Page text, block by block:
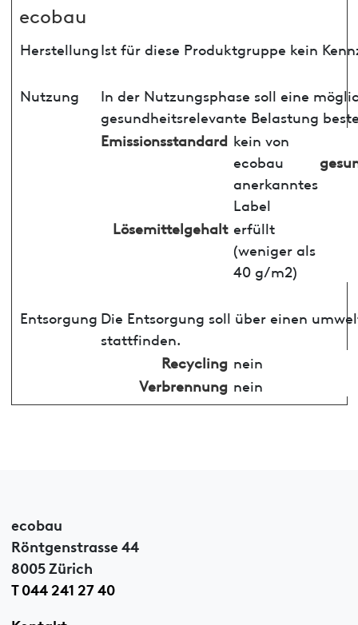
ecobau
HerstellungIst für diese Produktgruppe kein
Nutzung
In der Nutzungsphase soll eine
gesundheitsrelevante Belastung
Emissionsstandard kein von
ecobau
anerkanntes
Label
Lösemittelgehalt erfüllt
(weniger als
40 g/m2)
Entsorgung Die Entsorgung soll über einen
stattfinden.
Recycling nein
Verbrennung nein
ecobau
Röntgenstrasse 44
8005 Zürich
T 044 241 27 40